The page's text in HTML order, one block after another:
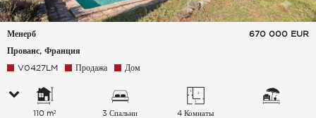
Менерб
Прованс, Франция
670 000 EUR
V0427LM Продажа Дом
110 m² 3 Спальни 4 Комнаты